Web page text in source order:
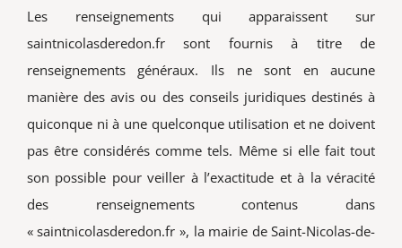
Les renseignements qui apparaissent sur
saintnicolasderedon.fr sont fournis à titre de
renseignements généraux. Ils ne sont en aucune
manière des avis ou des conseils juridiques destinés à
quiconque ni à une quelconque utilisation et ne doivent
pas être considérés comme tels. Même si elle fait tout
son possible pour veiller à l’exactitude et à la véracité
des renseignements contenus dans
« saintnicolasderedon.fr », la mairie de Saint-Nicolas-de-